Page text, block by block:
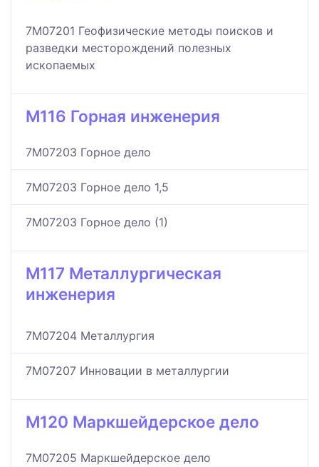
7M07201 Геофизические методы поисков и
разведки месторождений полезных
ископаемых
M116 Горная инженерия
7M07203 Горное дело
7M07203 Горное дело 1,5
7M07203 Горное дело (1)
M117 Металлургическая
инженерия
7M07204 Металлургия
7M07207 Инновации в металлургии
M120 Маркшейдерское дело
7M07205 Маркшейдерское дело